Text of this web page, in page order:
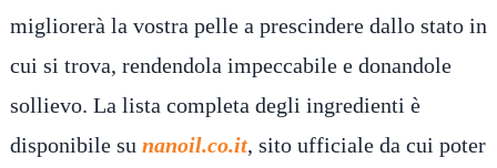
migliorerà la vostra pelle a prescindere dallo stato in
cui si trova, rendendola impeccabile e donandole
sollievo. La lista completa degli ingredienti è
disponibile su nanoil.co.it, sito ufficiale da cui poter